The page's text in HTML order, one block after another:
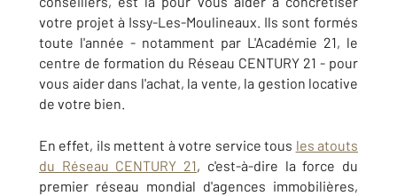
votre projet à Issy-Les-Moulineaux. Ils sont formés
toute l'année - notamment par L'Académie 21, le
centre de formation du Réseau CENTURY 21 - pour
vous aider dans l'achat, la vente, la gestion locative
de votre bien.
En effet, ils mettent à votre service tous les atouts
du Réseau CENTURY 21, c'est-à-dire la force du
premier réseau mondial d'agences immobilières,